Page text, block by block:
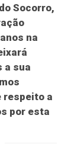
Socorro,
na
a sua
respeito a
por esta